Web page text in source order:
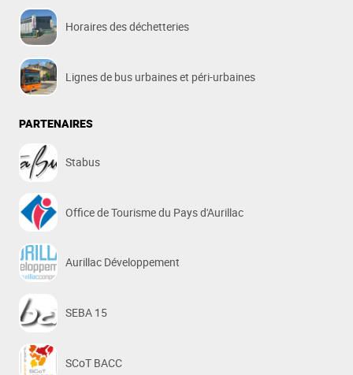
Horaires des déchetteries
Lignes de bus urbaines et péri-urbaines
PARTENAIRES
Stabus
Office de Tourisme du Pays d'Aurillac
Aurillac Développement
SEBA 15
SCoT BACC